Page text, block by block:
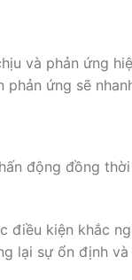
và phản ứng
ứng sẽ
động đồng
điều kiện khắc
lại sự ổn định và